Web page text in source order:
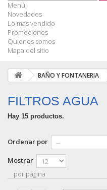
Menú
Novedades
Lo mas vendido
Promociones
Quienes somos
Mapa del sitio
BAÑO Y FONTANERIA
FILTROS AGUA
Hay 15 productos.
Ordenar por
Mostrar
por página